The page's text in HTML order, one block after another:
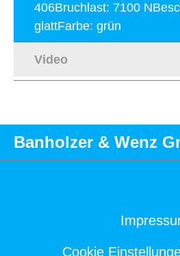
406Bruchlast: 7100
glattFarbe: grün
Video
Banholzer & Wenz
Cookie